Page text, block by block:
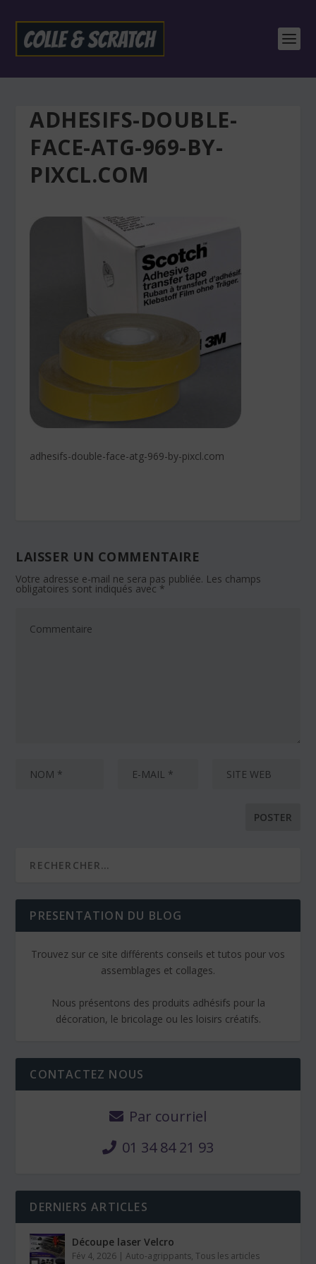
ADHESIFS-DOUBLE-
FACE-ATG-969-BY-
PIXCL.COM
adhesifs-double-face-atg-969-by-pixcl.com
LAISSER UN COMMENTAIRE
Votre adresse e-mail ne sera pas publiée. Les champs
obligatoires sont indiqués avec *
PRESENTATION DU BLOG
Trouvez sur ce site différents conseils et tutos pour vos
assemblages et collages.
Nous présentons des produits adhésifs pour la
décoration, le bricolage ou les loisirs créatifs.
CONTACTEZ NOUS
Par courriel
01 34 84 21 93
DERNIERS ARTICLES
Découpe laser Velcro
Fév 4, 2026 |Auto-agrippants,Tous les articles